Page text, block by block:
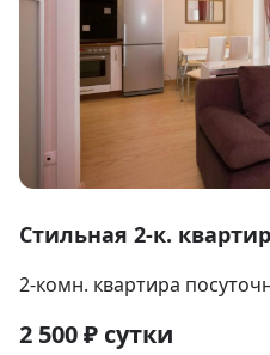
1
10
Стильная 2-к.
2-комн. квартира
2 500₽ сутки